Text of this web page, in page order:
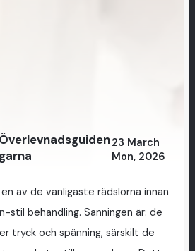
23 March
Mon, 2026
av de vanligaste rädslorna innan
stil behandling. Sanningen är: de
tryck och spänning, särskilt de